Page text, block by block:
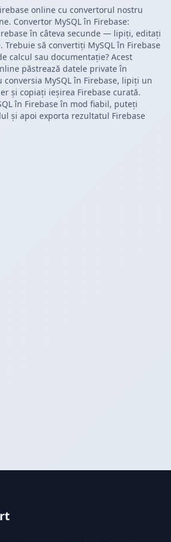
online cu convertorul nostru
Convertor MySQL în Firebase:
în câteva secunde — lipiți, editați
Trebuie să convertiți MySQL în Firebase
calcul sau documentație? Acest
păstrează datele private în
conversia MySQL în Firebase, lipiți un
și copiați ieșirea Firebase curată.
în Firebase în mod fiabil, puteți
și apoi exporta rezultatul Firebase